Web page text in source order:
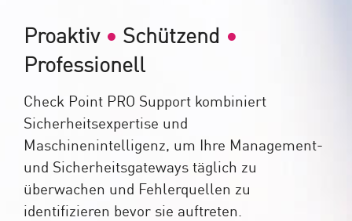
Proaktiv • Schützend •
Professionell
Check Point PRO Support kombiniert
Sicherheitsexpertise und
Maschinenintelligenz, um Ihre Management-
und Sicherheitsgateways täglich zu
überwachen und Fehlerquellen zu
identifizieren bevor sie auftreten.